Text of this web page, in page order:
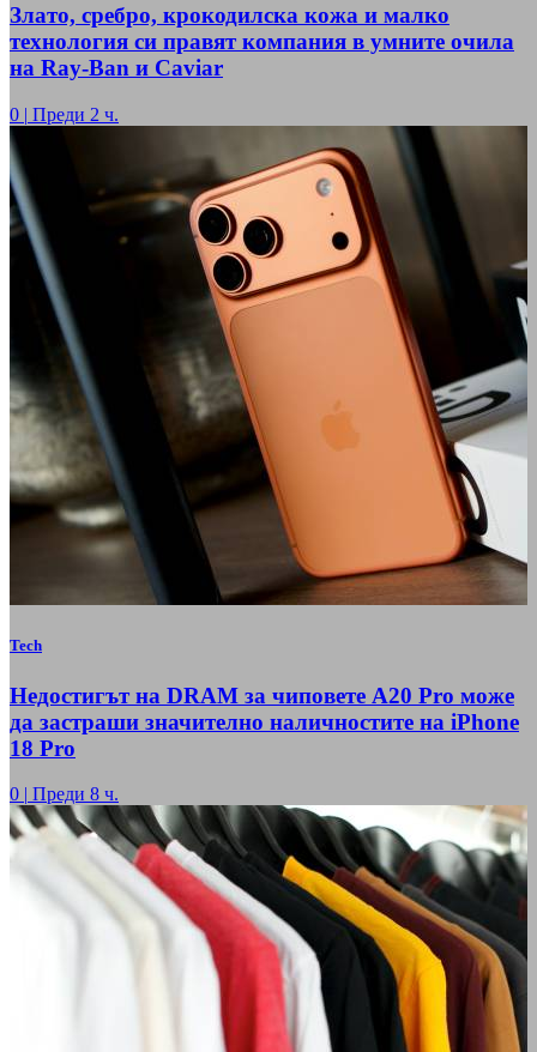
Злато, сребро, крокодилска кожа и малко
технология си правят компания в умните очила
на Ray-Ban и Caviar
0 | Преди 2 ч.
Tech
Недостигът на DRAM за чиповете A20 Pro може
да застраши значително наличностите на iPhone
18 Pro
0 | Преди 8 ч.